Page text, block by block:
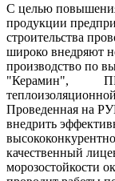
С целью
продукции
строительства
широко внедряют
производство по
"Керамин", ПРУП
Проведенная на
внедрить
качественный
морозостойкости